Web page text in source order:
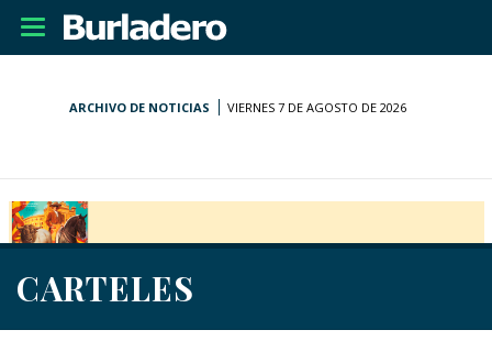
Desplegar
navegación
ARCHIVO DE NOTICIAS VIERNES 7 DE AGOSTO DE 2026
CARTELES